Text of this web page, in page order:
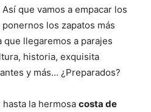
que vamos a empacar los
los zapatos más
que llegaremos a parajes
historia, exquisita
y más… ¿Preparados?
la hermosa costa de